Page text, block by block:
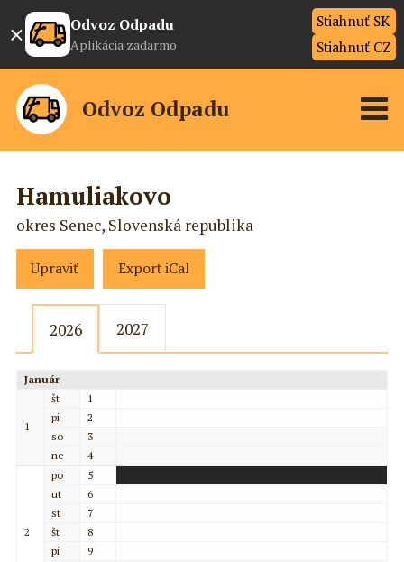
× Odvoz Odpadu
Aplikácia zadarmo
Stiahnuť SK
Stiahnuť CZ
Odvoz Odpadu
Hamuliakovo
okres Senec, Slovenská republika
Upraviť Export iCal
2026 2027
Január
1
št
1
pi
2
so
3
ne
4
2
po
5
ut
6
st
7
št
8
pi
9